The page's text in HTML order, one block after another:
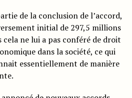
de la conclusion de l’accord,
initial de 297,5 millions
cela ne lui a pas conféré de droit
dans la société, ce qui
essentiellement de manière